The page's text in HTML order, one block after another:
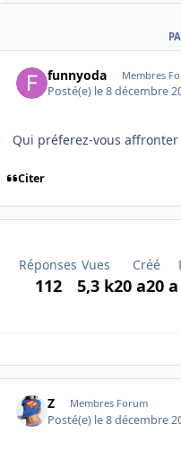
funnyoda Membres
Posté(e) le 8 décembre
Qui préferez-vous affronter
Citer
Réponses
112
Vues
5,3 k
Créé
20 a20 a
Z Membres Forum
Posté(e) le 8 décembre